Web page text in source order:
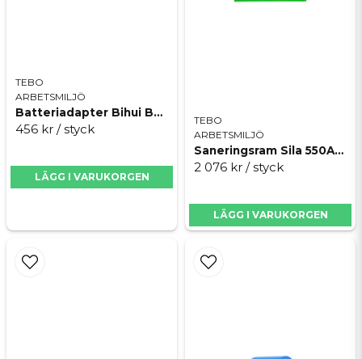
TEBO
ARBETSMILJÖ
Batteriadapter Bihui BPLT-ADP4
456 kr / styck
LÄGG I VARUKORGEN
TEBO
ARBETSMILJÖ
Saneringsram Sila 550A25/700A30
2 076 kr / styck
LÄGG I VARUKORGEN